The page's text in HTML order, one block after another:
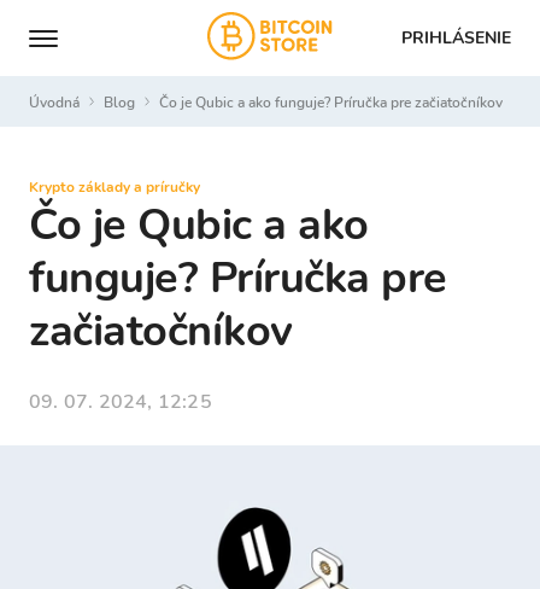
PRIHLÁSENIE
Úvodná Blog Čo je Qubic a ako funguje? Príručka pre začiatočníkov
Krypto základy a príručky
Čo je Qubic a ako
funguje? Príručka pre
začiatočníkov
09. 07. 2024, 12:25